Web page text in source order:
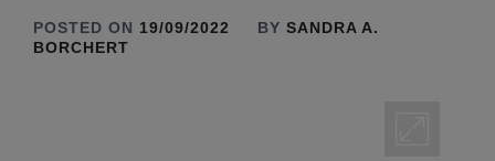
POSTED ON 19/09/2022 BY SANDRA A.
BORCHERT